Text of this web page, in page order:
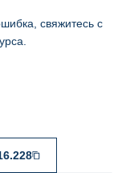
свяжитесь с